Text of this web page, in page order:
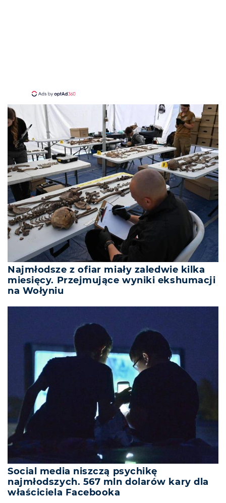
Najmłodsze z ofiar miały zaledwie kilka
miesięcy. Przejmujące wyniki ekshumacji
na Wołyniu
Social media niszczą psychikę
najmłodszych. 567 mln dolarów kary dla
właściciela Facebooka